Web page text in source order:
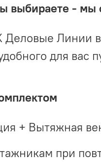
выбираете - мы
Линии в
для вас
+ Вытяжная
при